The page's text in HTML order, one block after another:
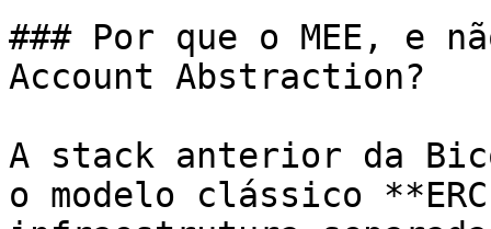
### Por que o MEE, e
Account Abstraction?
A stack anterior da
o modelo clássico